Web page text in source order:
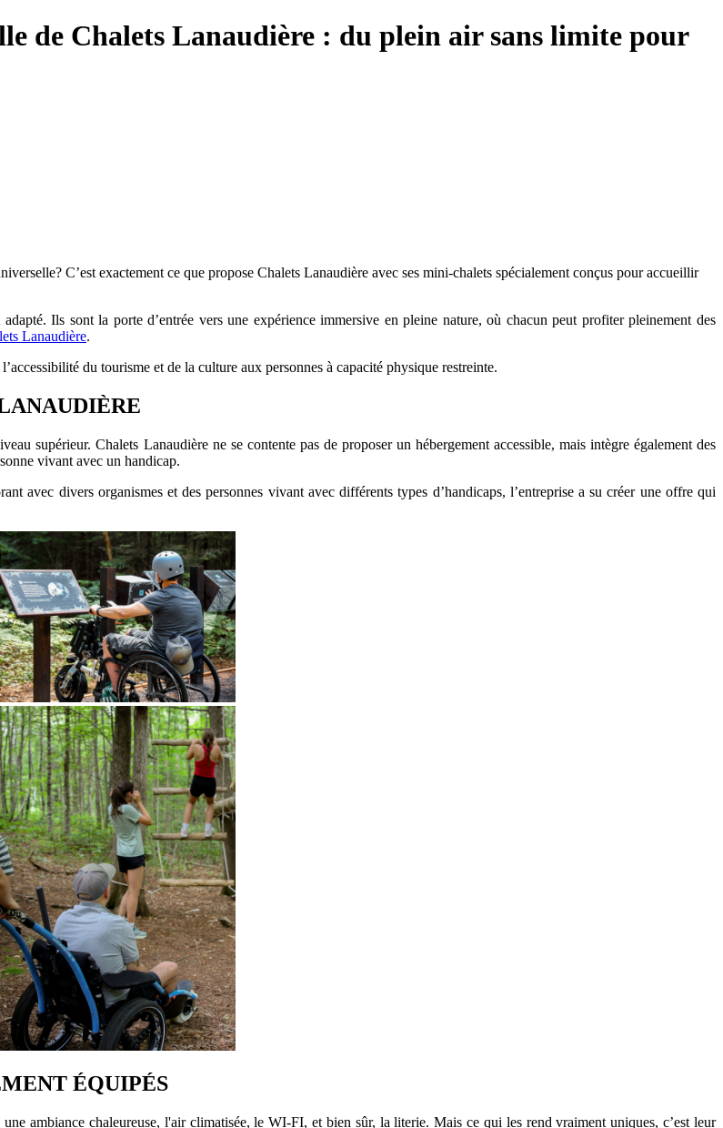
de Chalets Lanaudière : du plein air sans limite pour
C’est exactement ce que propose Chalets Lanaudière avec ses mini-chalets spécialement conçus pour accueillir
Ils sont la porte d’entrée vers une expérience immersive en pleine nature, où chacun peut profiter pleinement des
Lanaudière.
du tourisme et de la culture aux personnes à capacité physique restreinte.
supérieur. Chalets Lanaudière ne se contente pas de proposer un hébergement accessible, mais intègre également des
vivant avec un handicap.
avec divers organismes et des personnes vivant avec différents types d’handicaps, l’entreprise a su créer une offre qui
ÉQUIPÉS
ambiance chaleureuse, l'air climatisée, le WI-FI, et bien sûr, la literie. Mais ce qui les rend vraiment uniques, c’est leur